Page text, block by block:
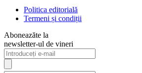
Politica editorială
Termeni și condiții
Aboneazăte la
newsletter-ul de vineri